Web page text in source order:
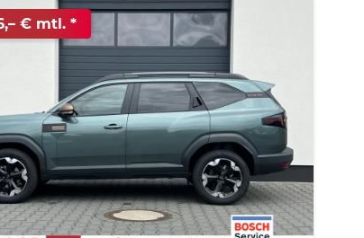
€ mtl.